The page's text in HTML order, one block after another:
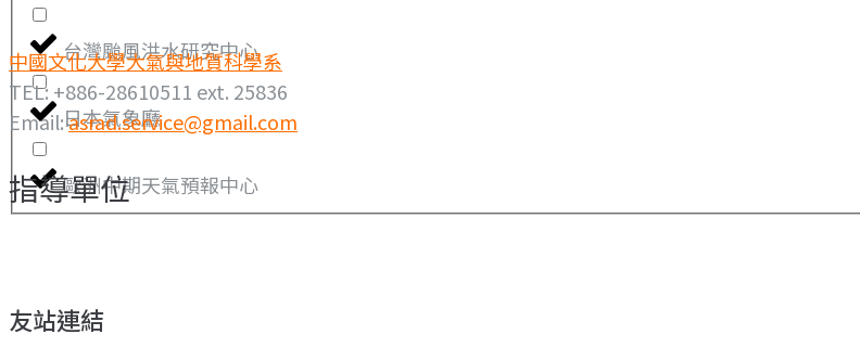
台灣颱風洪水研究中心
日本氣象廳
歐洲中期天氣預報中心
中國文化大學大氣與地質科學系
TEL: +886-28610511 ext. 25836
Email:asrad.service@gmail.com
指導單位
友站連結